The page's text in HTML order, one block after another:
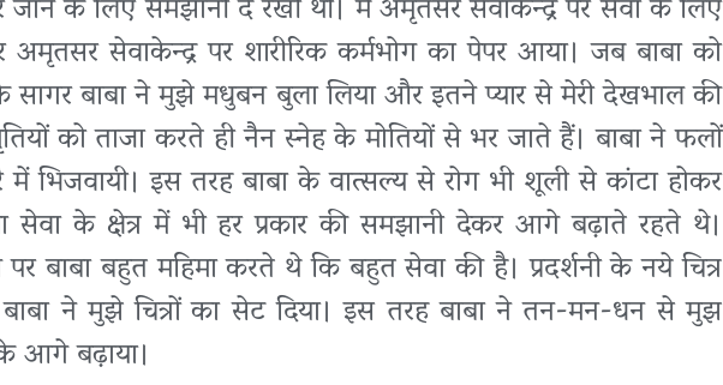
के लिए समझानी दे रखी थी। मैं अमृतसर सेवाकेन्द्र पर सेवा के लिए
सेवाकेन्द्र पर शारीरिक कर्मभोग का पेपर आया। जब बाबा को
सागर बाबा ने मुझे मधुबन बुला लिया और इतने प्यार से मेरी देखभाल की
को ताजा करते ही नैन स्नेह के मोतियों से भर जाते हैं। बाबा ने फलों
भिजवायी। इस तरह बाबा के वात्सल्य से रोग भी शूली से कांटा होकर
सेवा के क्षेत्र में भी हर प्रकार की समझानी देकर आगे बढ़ाते रहते थे।
बाबा बहुत महिमा करते थे कि बहुत सेवा की है। प्रदर्शनी के नये चित्र
ने मुझे चित्रों का सेट दिया। इस तरह बाबा ने तन-मन-धन से मुझ
आगे बढ़ाया।